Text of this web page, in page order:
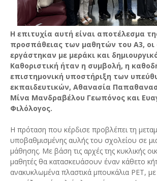
Η επιτυχία αυτή είναι αποτέλεσμα
προσπάθειας των μαθητών του Α3, οι
εργάστηκαν με μεράκι και
Καθοριστική ήταν η συμβολή, η
επιστημονική υποστήριξη των
εκπαιδευτικών, Αθανασία
Μίνα Μανδραβέλου Γεωπόνος και
Φιλόλογος.
Η πρόταση που κέρδισε προβλέπει τη
υποβαθμισμένης αυλής του σχολείου σε
μάθησης. Με βάση τις αρχές της κυκλικής
μαθητές θα κατασκευάσουν έναν κάθετο
ανακυκλωμένα πλαστικά μπουκάλια PET, με